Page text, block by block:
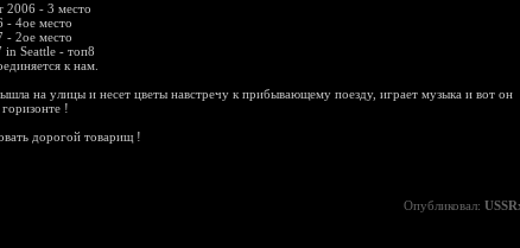
2006 - 3 место
- 4ое место
- 2ое место
in Seattle - топ8
к нам.
на улицы и несет цветы навстречу к прибывающему поезду, играет музыка и вот он
горизонте !
дорогой товарищ !
Опубликовал: